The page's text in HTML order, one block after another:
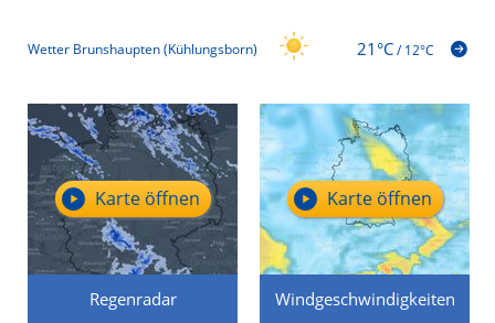
Wetter Brunshaupten (Kühlungsborn) 21°C/12°C
Regenradar
Karte öffnen
Windgeschwindigkeiten
Karte öffnen